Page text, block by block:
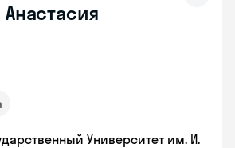
Анастасия
Университет им. И.